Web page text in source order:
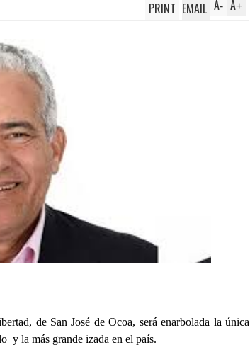
A+
A-
PRINT EMAIL
de San José de Ocoa, será enarbolada la única
y la más grande izada en el país.